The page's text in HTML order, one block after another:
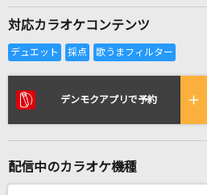
全国りれき
リアルタイムで歌われ
絆川
ダーリン
対応カラオケコンテンツ
デンモクアプリで予約
配信中のカラオケ機種